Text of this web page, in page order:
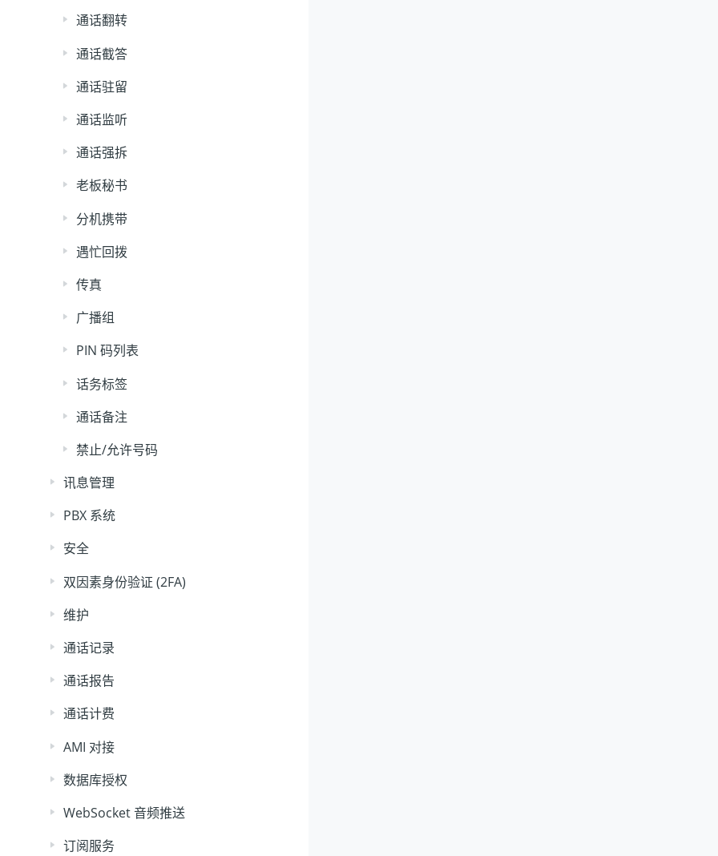
通话翻转
通话截答
通话驻留
通话监听
通话强拆
老板秘书
分机携带
遇忙回拨
传真
广播组
PIN 码列表
话务标签
通话备注
禁止/允许号码
讯息管理
PBX 系统
安全
双因素身份验证 (2FA)
维护
通话记录
通话报告
通话计费
AMI 对接
数据库授权
WebSocket 音频推送
订阅服务